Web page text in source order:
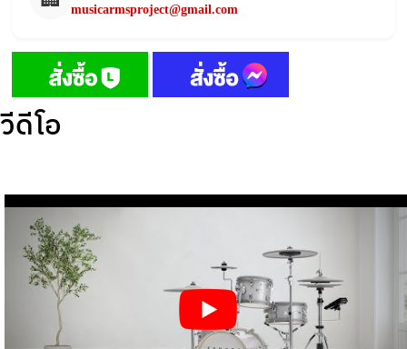
musicarmsproject@gmail.com
วีดีโอ